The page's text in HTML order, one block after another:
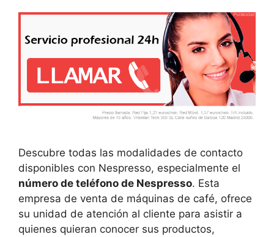
Descubre todas las modalidades de contacto
disponibles con Nespresso, especialmente el
número de teléfono de Nespresso. Esta
empresa de venta de máquinas de café, ofrece
su unidad de atención al cliente para asistir a
quienes quieran conocer sus productos,